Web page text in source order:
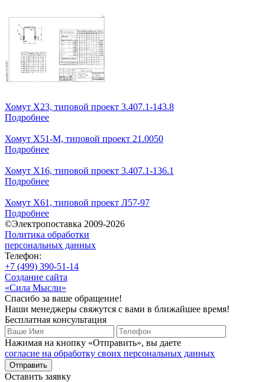
Хомут Х23, типовой проект 3.407.1-143.8
Подробнее
Хомут Х51-М, типовой проект 21.0050
Подробнее
Хомут Х16, типовой проект 3.407.1-136.1
Подробнее
Хомут Х61, типовой проект Л57-97
Подробнее
©Электропоставка 2009-2026
Политика обработки
персональных данных
Телефон:
+7 (499) 390-51-14
Создание сайта
«Сила Мысли»
Спасибо за ваше обращение!
Наши менеджеры свяжутся с вами в ближайшее время!
Бесплатная консультация
Нажимая на кнопку «Отправить», вы даете
согласие на обработку своих персональных данных
Отправить
Оставить заявку